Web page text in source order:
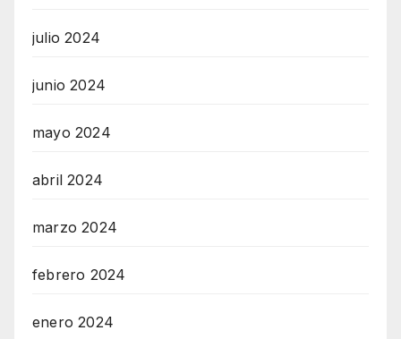
julio 2024
junio 2024
mayo 2024
abril 2024
marzo 2024
febrero 2024
enero 2024